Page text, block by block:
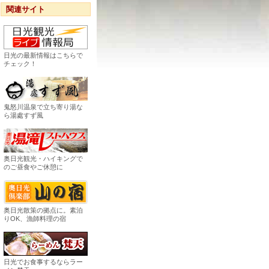
関連サイト
日光の最新情報はこちらで
チェック！
鬼怒川温泉で立ち寄り湯な
ら湯處すず風
奥日光観光・ハイキングで
のご昼食やご休憩に
奥日光散策の拠点に。素泊
りOK、漁師料理の宿
日光でお食事するならラー